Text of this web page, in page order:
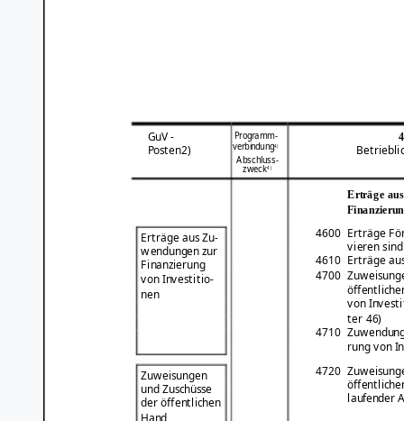
GuV - Programm-
verbindung4)
Posten2)
Abschluss-
zweck4)
Erträge
4600 Erträge
Erträge aus Zu-
wendungen zur
vieren sind
4610 Erträge
Finanzierung
4700
von Investitio-
nen
von
ter 46)
4710
rung von
4720
Zuweisungen
und Zuschüsse
laufender
der öffentlichen
Hand